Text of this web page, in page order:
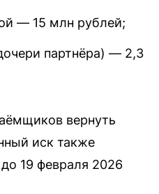
— 15 млн рублей;
партнёра) — 2,3
вернуть
иск также
19 февраля 2026